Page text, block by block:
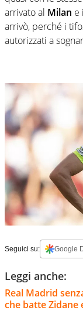
arrivato al Milan e
arrivò, perché i
autorizzati a
Seguici su: Google
Leggi anche:
Real Madrid
che batte Zidane